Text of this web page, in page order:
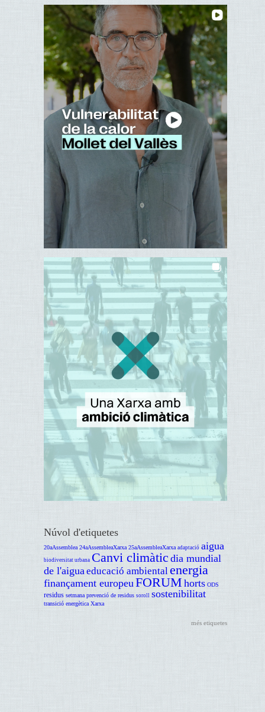
Núvol d'etiquetes
20aAssemblea 24aAssembleaXarxa 25aAssembleaXarxa adaptació aigua
biodiversitat urbana Canvi climàtic dia mundial
de l'aiguaeducació ambientalenergia
finançament europeuFORUM horts ODS
residus setmana prevenció de residus soroll sostenibilitat
transició energètica Xarxa
més etiquetes